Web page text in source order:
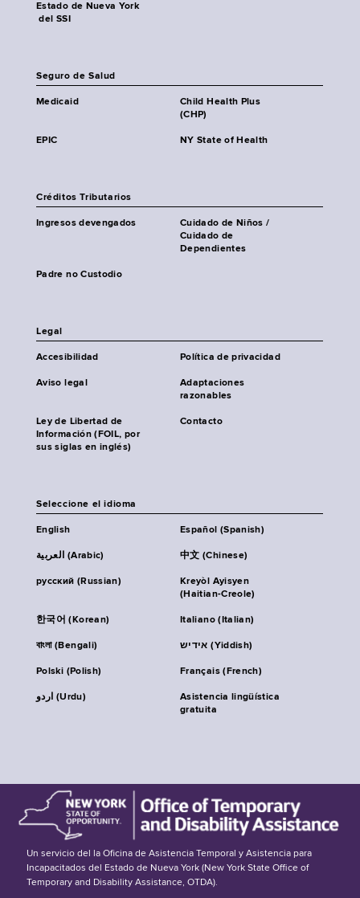
Estado de Nueva York
del SSI
Seguro de Salud
Medicaid
Child Health Plus
(CHP)
EPIC NY State of Health
Créditos Tributarios
Ingresos devengados
Cuidado de Niños /
Cuidado de
Dependientes
Padre no Custodio
Legal
Accesibilidad Política de privacidad
Aviso legal
Adaptaciones
razonables
Ley de Libertad de
Información (FOIL, por
sus siglas en inglés)
Contacto
Seleccione el idioma
English Español (Spanish)
العربية (Arabic) 中文 (Chinese)
русский (Russian)
Kreyòl Ayisyen
(Haitian-Creole)
한국어 (Korean) Italiano (Italian)
বাংলা (Bengali) אידיש (Yiddish)
Polski (Polish) Français (French)
اردو (Urdu)
Asistencia lingüística
gratuita
Un servicio del la Oficina de Asistencia Temporal y Asistencia para
Incapacitados del Estado de Nueva York (New York State Office of
Temporary and Disability Assistance, OTDA).